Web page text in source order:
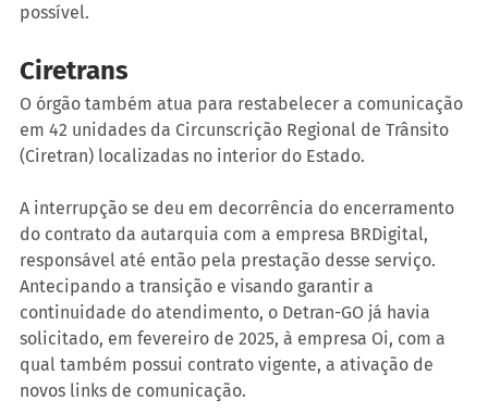
possível.
Ciretrans
O órgão também atua para restabelecer a comunicação
em 42 unidades da Circunscrição Regional de Trânsito
(Ciretran) localizadas no interior do Estado.
A interrupção se deu em decorrência do encerramento
do contrato da autarquia com a empresa BRDigital,
responsável até então pela prestação desse serviço.
Antecipando a transição e visando garantir a
continuidade do atendimento, o Detran-GO já havia
solicitado, em fevereiro de 2025, à empresa Oi, com a
qual também possui contrato vigente, a ativação de
novos links de comunicação.